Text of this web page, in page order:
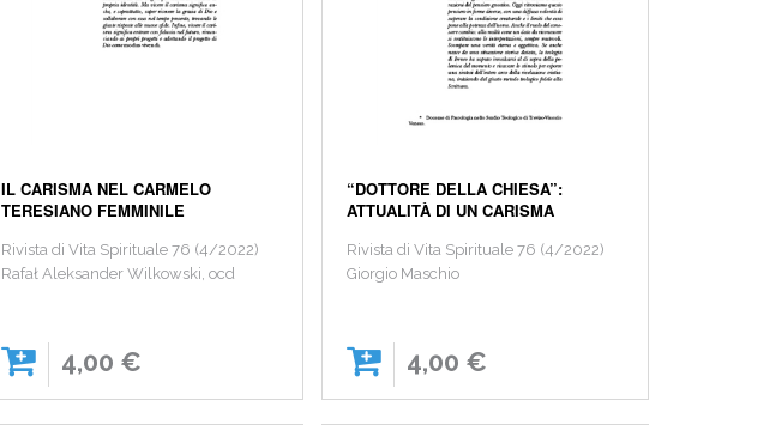
IL CARISMA NEL CARMELO
TERESIANO FEMMINILE
Rivista di Vita Spirituale 76 (4/2022)
Rafał Aleksander Wilkowski, ocd
4,00 €
“DOTTORE DELLA CHIESA”:
ATTUALITÀ DI UN CARISMA
Rivista di Vita Spirituale 76 (4/2022)
Giorgio Maschio
4,00 €